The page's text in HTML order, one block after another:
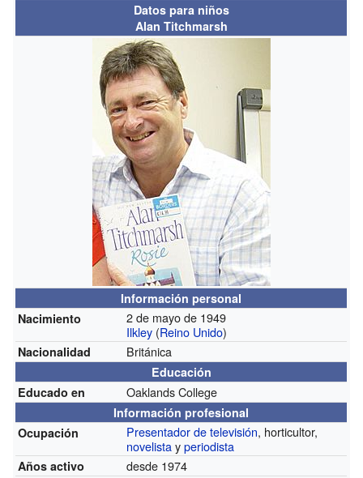
Datos para niños
Alan Titchmarsh
Información personal
Nacimiento
2 de mayo de 1949
Ilkley (Reino Unido)
Nacionalidad Británica
Educación
Educado en
Oaklands College
Información profesional
Ocupación
Presentador de televisión, horticultor,
novelistayperiodista
Años activo desde 1974